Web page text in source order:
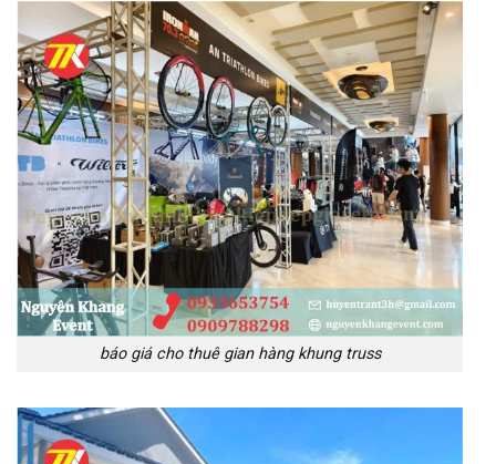
báo giá cho thuê gian hàng khung truss